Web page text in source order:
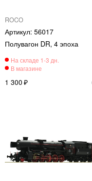
ROCO
56017
Полувагон DR, 4 эпоха
1 300